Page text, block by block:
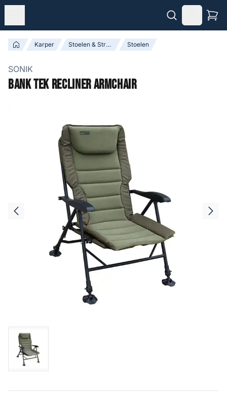
Karper Stoelen & Stretchers Stoelen
SONIK
Bank Tek Recliner Armchair